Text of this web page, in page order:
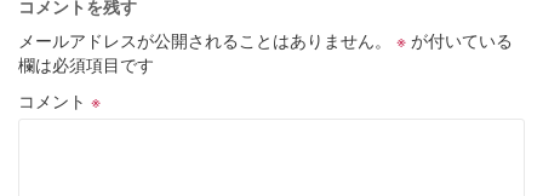
コメントを残す
メールアドレスが公開されることはありません。
※ が付いている
欄は必須項目です
コメント ※